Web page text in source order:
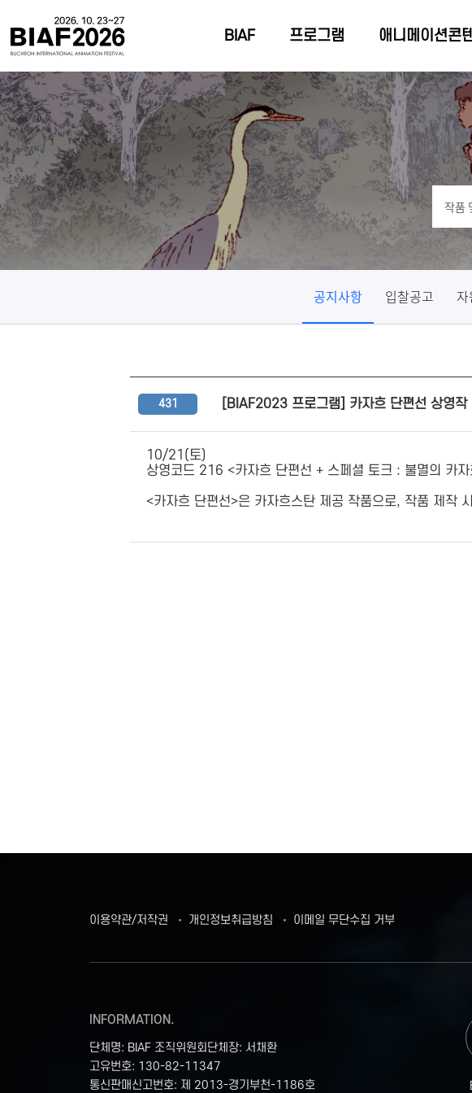
BIAF 프로그램 애니메이션콘
공지사항 입찰공고
431 [BIAF2023 프로그램] 카자흐 단편선 상영작
10/21(토)
상영코드 216 <카자흐 단편선 + 스페셜 토크 : 불멸의 카
<카자흐 단편선>은 카자흐스탄 제공 작품으로, 작품 제작
이용약관/저작권 개인정보취급방침 이메일 무단수집 거부
INFORMATION.
단체명: BIAF 조직위원회단체장: 서채환
고유번호: 130-82-11347
통신판매신고번호: 제 2013-경기부천-1186호